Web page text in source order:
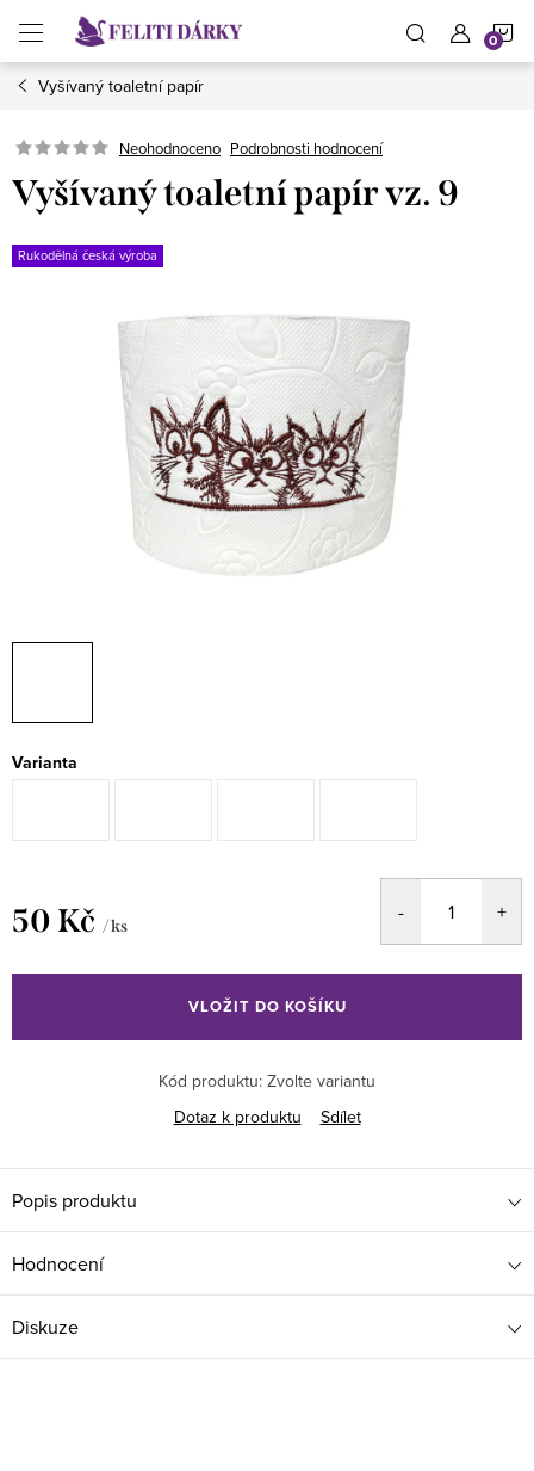
obsah
Vyšívaný toaletní papír
Neohodnoceno Podrobnosti hodnocení
Vyšívaný toaletní papír vz. 9
Rukodělná česká výroba
Varianta
50 Kč / ks
cena:
VLOŽIT DO KOŠÍKU
Kód produktu: Zvolte variantu
Dotaz k produktu
Sdílet
Popis produktu
Hodnocení
Diskuze